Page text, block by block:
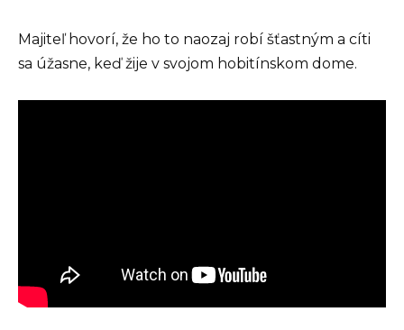
Majiteľ hovorí, že ho to naozaj robí šťastným a cíti
sa úžasne, keď žije v svojom hobitínskom dome.